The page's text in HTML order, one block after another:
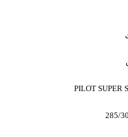
PILOT SUPER
285/